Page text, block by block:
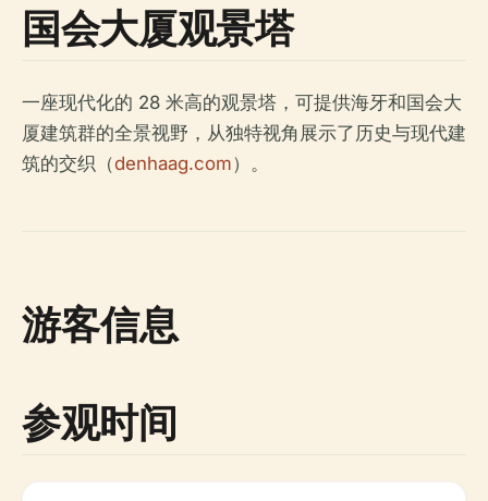
国会大厦观景塔
一座现代化的 28 米高的观景塔，可提供海牙和国会大
厦建筑群的全景视野，从独特视角展示了历史与现代建
筑的交织（denhaag.com）。
游客信息
参观时间